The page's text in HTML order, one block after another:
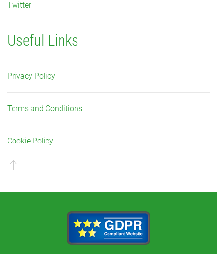
Twitter
Useful Links
Privacy Policy
Terms and Conditions
Cookie Policy